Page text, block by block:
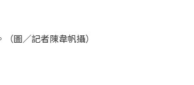
圖／記者陳韋帆攝）